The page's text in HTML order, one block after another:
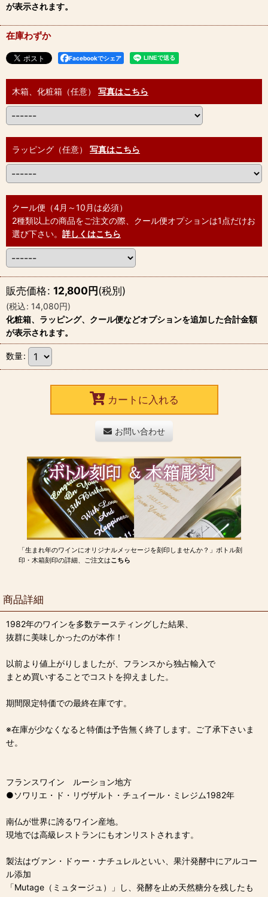
が表示されます。
在庫わずか
Facebookでシェア
木箱、化粧箱（任意） 写真はこちら
ラッピング（任意） 写真はこちら
クール便（4月～10月は必須）
2種類以上の商品をご注文の際、クール便オプションは1点だけお
選び下さい。 詳しくはこちら
販売価格: 12,800円(税別)
(税込: 14,080円)
化粧箱、ラッピング、クール便などオプションを追加した合計金額
が表示されます。
数量:
カートに入れる
お問い合わせ
「生まれ年のワインにオリジナルメッセージを刻印しませんか？」ボトル刻
印・木箱刻印の詳細、ご注文はこちら
商品詳細
1982年のワインを多数テースティングした結果、
抜群に美味しかったのが本作！
以前より値上がりしましたが、フランスから独占輸入で
まとめ買いすることでコストを抑えました。
期間限定特価での最終在庫です。
※在庫が少なくなると特価は予告無く終了します。ご了承下さいま
せ。
フランスワイン ルーション地方
●ソワリエ・ド・リヴザルト・チュイール・ミレジム1982年
南仏が世界に誇るワイン産地。
現地では高級レストランにもオンリストされます。
製法はヴァン・ドゥー・ナチュレルといい、果汁発酵中にアルコー
ル添加
「Mutage（ミュタージュ）」し、発酵を止め天然糖分を残したも